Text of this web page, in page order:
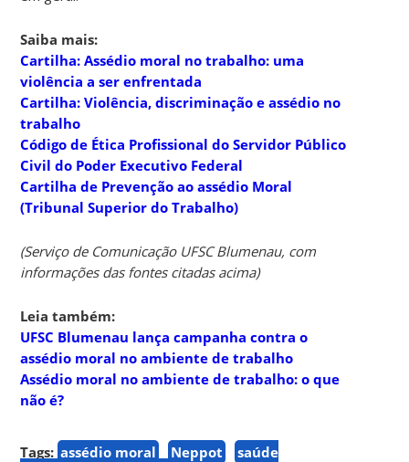
Saiba mais:
Cartilha: Assédio moral no trabalho: uma
violência a ser enfrentada
Cartilha: Violência, discriminação e assédio no
trabalho
Código de Ética Profissional do Servidor Público
Civil do Poder Executivo Federal
Cartilha de Prevenção ao assédio Moral
(Tribunal Superior do Trabalho)
(Serviço de Comunicação UFSC Blumenau, com
informações das fontes citadas acima)
Leia também:
UFSC Blumenau lança campanha contra o
assédio moral no ambiente de trabalho
Assédio moral no ambiente de trabalho: o que
não é?
Tags: assédio moral Neppot
saúde